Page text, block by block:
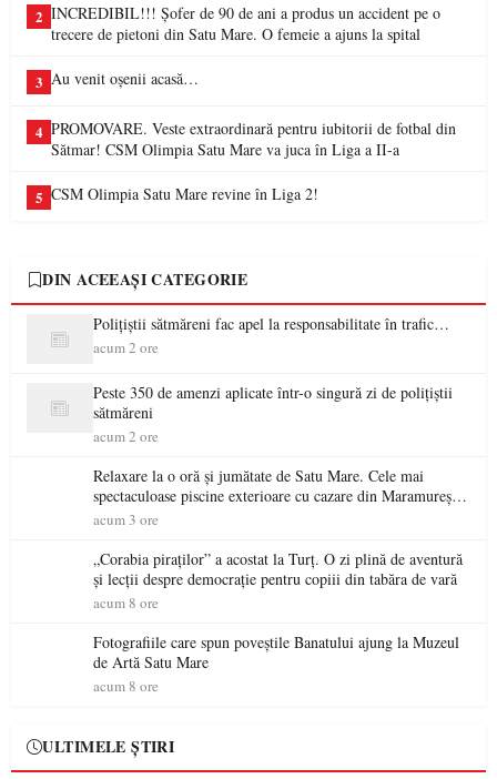
2 INCREDIBIL!!! Șofer de 90 de ani a produs un accident pe o
trecere de pietoni din Satu Mare. O femeie a ajuns la spital
3 Au venit oșenii acasă…
4 PROMOVARE. Veste extraordinară pentru iubitorii de fotbal din
Sătmar! CSM Olimpia Satu Mare va juca în Liga a II-a
5 CSM Olimpia Satu Mare revine în Liga 2!
DIN ACEEAȘI CATEGORIE
Polițiștii sătmăreni fac apel la responsabilitate în trafic…
acum 2 ore
Peste 350 de amenzi aplicate într-o singură zi de polițiștii
sătmăreni
acum 2 ore
Relaxare la o oră și jumătate de Satu Mare. Cele mai
spectaculoase piscine exterioare cu cazare din Maramureș,
ideale pentru o escapadă de vară
acum 3 ore
„Corabia piraților” a acostat la Turț. O zi plină de aventură
și lecții despre democrație pentru copiii din tabăra de vară
acum 8 ore
Fotografiile care spun poveștile Banatului ajung la Muzeul
de Artă Satu Mare
acum 8 ore
ULTIMELE ȘTIRI